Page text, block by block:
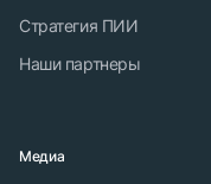
Стратегия ПИИ
Наши партнеры
Медиа